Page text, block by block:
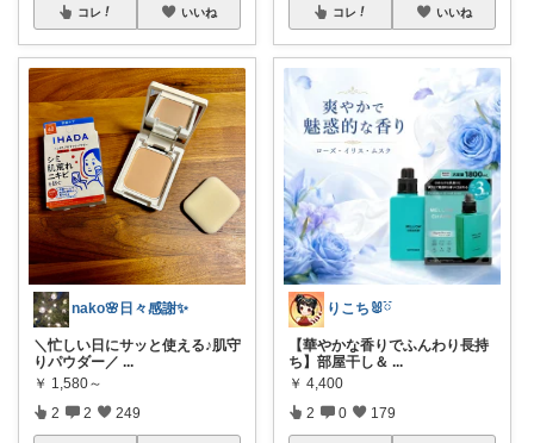
コレ いいね
nako🌸日々感謝✨
＼忙しい日にサッと使える♪肌守
りパウダー／ ...
￥ 1,580～
2 2 249
コレ いいね
りこち🐰ྀི
【華やかな香りでふんわり長持
ち】部屋干し＆ ...
￥ 4,400
2 0 179